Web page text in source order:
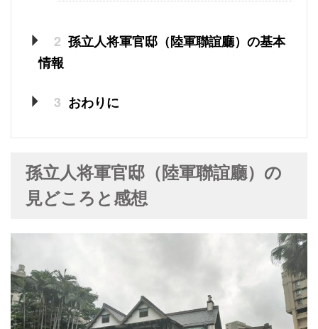
2 孫立人将軍官邸（陸軍聯誼廳）の基本
情報
3 おわりに
孫立人将軍官邸（陸軍聯誼廳）の
見どころと感想